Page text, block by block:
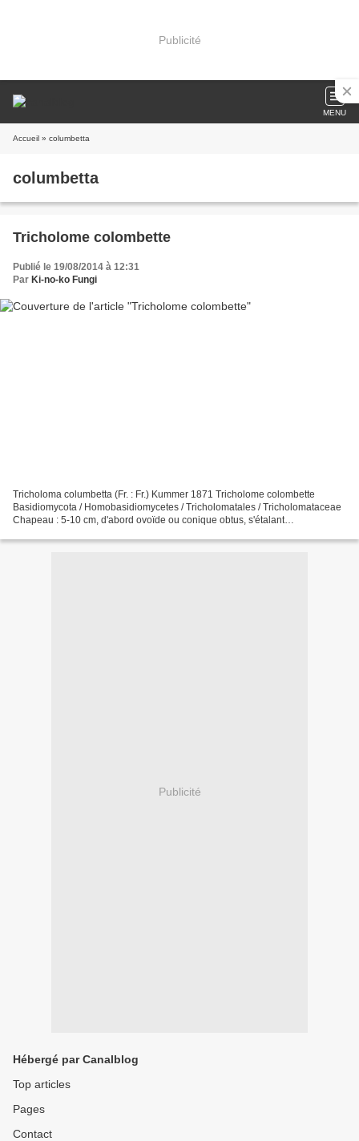
Publicité
MENU
Accueil » columbetta
columbetta
Tricholome colombette
Publié le 19/08/2014 à 12:31
Par Ki-no-ko Fungi
Tricholoma columbetta (Fr. : Fr.) Kummer 1871 Tricholome colombette
Basidiomycota / Homobasidiomycetes / Tricholomatales / Tricholomataceae
Chapeau : 5-10 cm, d'abord ovoïde ou conique obtus, s'étalant
Publicité
Hébergé par Canalblog
Top articles
Pages
Contact